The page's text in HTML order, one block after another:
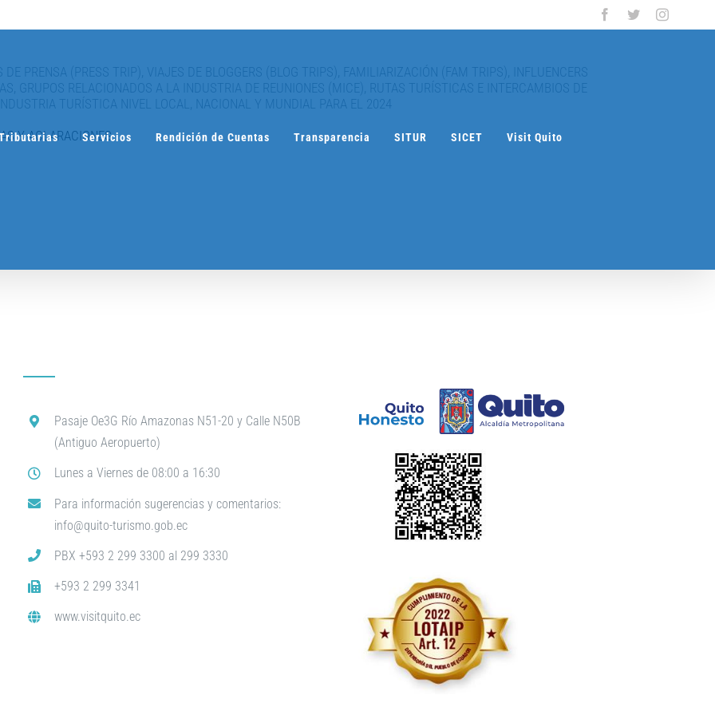
Facebook
Twitter
Servicios Rendición de Cuentas Transparencia SITUR SICET Visit Quito
PRENSA (PRESS TRIP), VIAJES DE BLOGGERS (BLOG TRIPS), FAMILIARIZACIÓN (FAM TRIPS), INFLUENCERS
GRUPOS RELACIONADOS A LA INDUSTRIA DE REUNIONES (MICE), RUTAS TURÍSTICAS E INTERCAMBIOS DE
TURÍSTICA NIVEL LOCAL, NACIONAL Y MUNDIAL PARA EL 2024
Y ACLARACIONES
Pasaje Oe3G Río Amazonas N51-20 y Calle N50B
(Antiguo Aeropuerto)
Lunes a Viernes de 08:00 a 16:30
Para información sugerencias y comentarios:
info@quito-turismo.gob.ec
PBX +593 2 299 3300 al 299 3330
+593 2 299 3341
www.visitquito.ec